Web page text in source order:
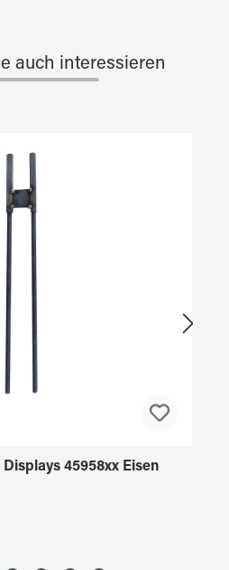
auch interessieren
45958xx Eisen